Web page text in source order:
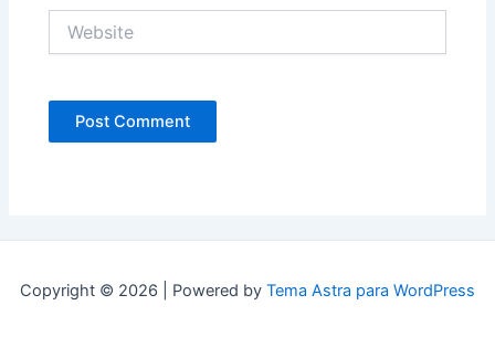
Copyright © 2026 | Powered by Tema Astra para WordPress